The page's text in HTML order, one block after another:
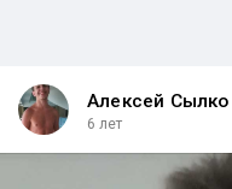
Алексей Сылко
6 лет